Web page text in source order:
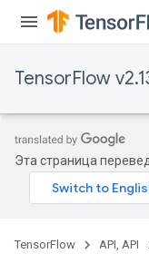
TensorFlow
Эта страница
TensorFlow API, API